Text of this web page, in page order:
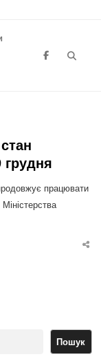
грудня
працювати
Пошук